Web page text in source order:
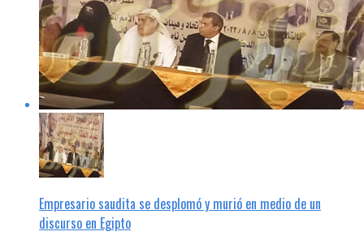
Empresario saudita se desplomó y murió en medio de un
discurso en Egipto